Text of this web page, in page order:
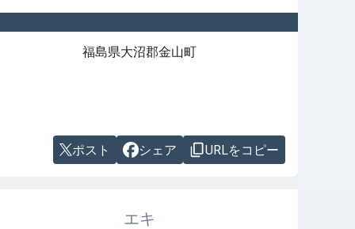
福島県大沼郡金山町
ポスト シェア URLをコピー
エキ